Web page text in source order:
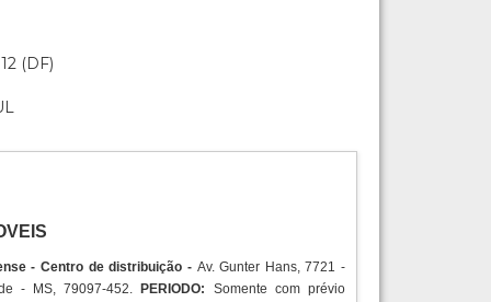
(DF)
- Centro de distribuição - Av. Gunter Hans, 7721 -
- MS, 79097-452.
PERIODO:
Somente com prévio